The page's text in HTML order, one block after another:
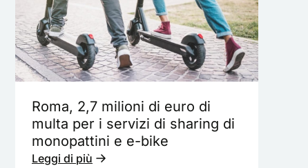
Roma, 2,7 milioni di euro di
multa per i servizi di sharing di
monopattini e e-bike
Leggi di più